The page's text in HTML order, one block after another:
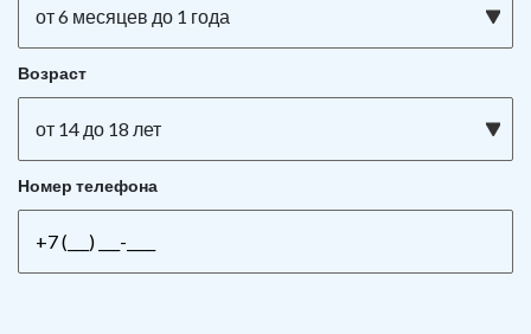
от 6 месяцев до 1 года
Возраст
от 14 до 18 лет
Номер телефона